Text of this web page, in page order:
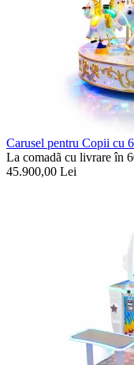
Carusel pentru Copii cu
La comadã cu livrare în
45.900,00 Lei